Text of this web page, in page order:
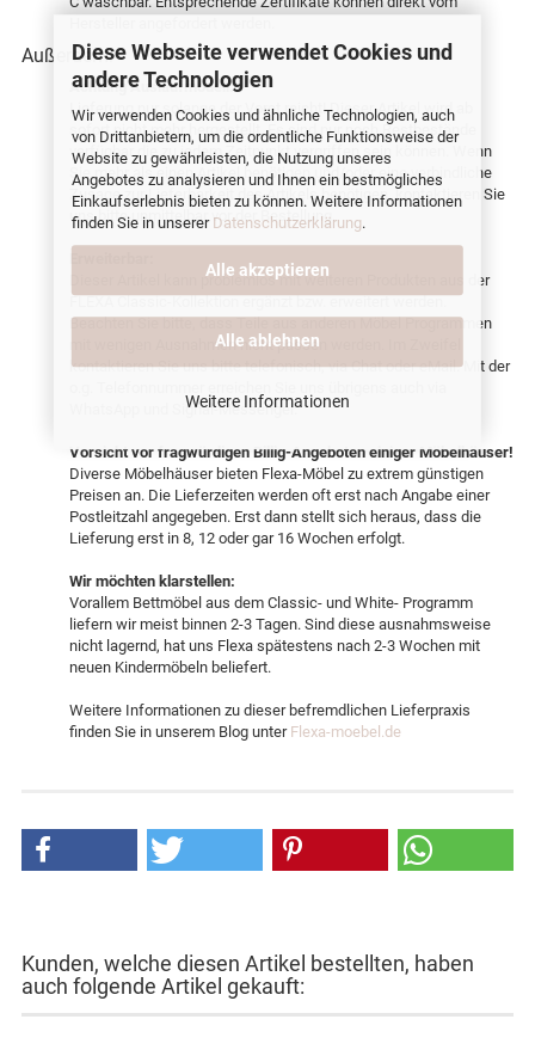
Diese Webseite verwendet Cookies und
andere Technologien
Wir verwenden Cookies und ähnliche Technologien, auch
von Drittanbietern, um die ordentliche Funktionsweise der
Website zu gewährleisten, die Nutzung unseres
Angebotes zu analysieren und Ihnen ein bestmögliches
Einkaufserlebnis bieten zu können. Weitere Informationen
finden Sie in unserer Datenschutzerklärung.
Alle akzeptieren
Alle ablehnen
Weitere Informationen
Außerdem:
Achtung Auslaufmodell:
Lieferung nur solange der Vorat reicht! Dieser Artikel wird ab
sofort nicht mehr hergestellt. Es sind nur noch Restbestände
verfügbar die zu jedem Zeitpunkt vergriffen sein können. Wenn
Sie mehr als einen Artikel benötigen und/oder eine verbindliche
Zusage zur Lieferbarkeit des Artikels benötigen, kontaktieren Sie
uns bitte unmittelbar vor der Bestellung.
Dieser Artikel kann problemlos mit weiteren Produkten aus der
Beachten Sie bitte, dass Teile aus anderen Möbel Programmen
mit wenigen Ausnahmen nicht passen werden. Im Zweifel
kontaktieren Sie uns bitte telefonisch, via Chat oder eMail. Mit der
WhatsApp und Signal-Messenger.
Vorsicht vor fragwürdigen Billig-Angeboten einiger Möbelhäuser!
Diverse Möbelhäuser bieten Flexa-Möbel zu extrem günstigen
Preisen an. Die Lieferzeiten werden oft erst nach Angabe einer
Postleitzahl angegeben. Erst dann stellt sich heraus, dass die
Lieferung erst in 8, 12 oder gar 16 Wochen erfolgt.
Wir möchten klarstellen:
Vorallem Bettmöbel aus dem Classic- und White- Programm
liefern wir meist binnen 2-3 Tagen. Sind diese ausnahmsweise
nicht lagernd, hat uns Flexa spätestens nach 2-3 Wochen mit
neuen Kindermöbeln beliefert.
Weitere Informationen zu dieser befremdlichen Lieferpraxis
finden Sie in unserem Blog unter Flexa-moebel.de
Kunden, welche diesen Artikel bestellten, haben
auch folgende Artikel gekauft: